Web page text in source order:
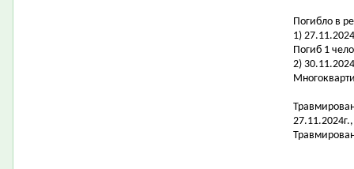
Погибло в
1)
Погиб 1
2)